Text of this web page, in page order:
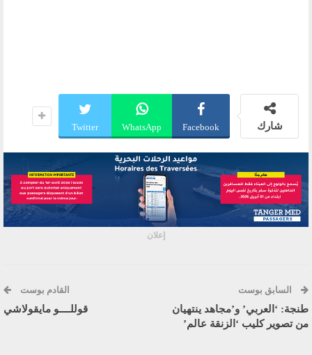
شارك Facebook
WhatsApp
Twitter
إعلان
السابق بوست
طنجة: ‘العربي’ و’مجاهد ينتهيان
من تصوير كليب ‘الزنقة عالم’
القادم بوست
قوللــــو مايقولاشي